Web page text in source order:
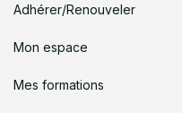
Adhérer/Renouveler
Mon espace
Mes formations